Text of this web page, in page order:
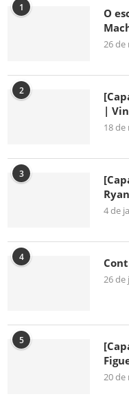
1
O
26 de
2
|
18
3
4 de
4
26 de
5
20 de